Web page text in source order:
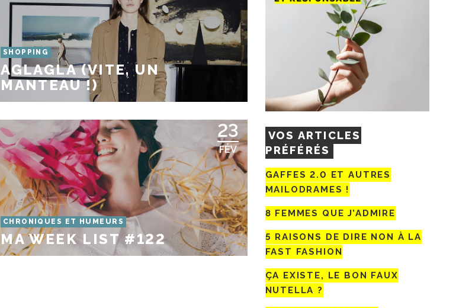
SHOPPING
AGLAGLA (VITE, UN
MANTEAU !)
23
FÉV
CHRONIQUES ET HUMEURS
MA WEEK LIST #122
VOS ARTICLES
PRÉFÉRÉS
GAFFES 2.0 ET AUTRES
MAILODRAMES !
8 FEMMES QUE J’ADMIRE
5 RAISONS DE DIRE NON À LA
FAST FASHION
ÇA EXISTE, LE BON FAUX
NUTELLA ?